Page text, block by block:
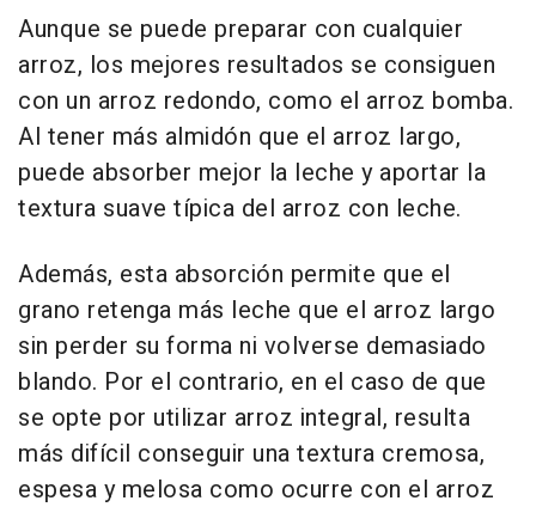
Aunque se puede preparar con cualquier
arroz, los mejores resultados se consiguen
con un arroz redondo, como el arroz bomba.
Al tener más almidón que el arroz largo,
puede absorber mejor la leche y aportar la
textura suave típica del arroz con leche.
Además, esta absorción permite que el
grano retenga más leche que el arroz largo
sin perder su forma ni volverse demasiado
blando. Por el contrario, en el caso de que
se opte por utilizar arroz integral, resulta
más difícil conseguir una textura cremosa,
espesa y melosa como ocurre con el arroz